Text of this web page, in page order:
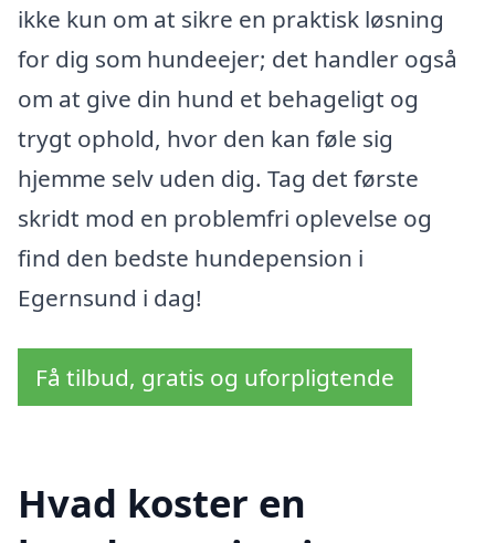
ikke kun om at sikre en praktisk løsning
for dig som hundeejer; det handler også
om at give din hund et behageligt og
trygt ophold, hvor den kan føle sig
hjemme selv uden dig. Tag det første
skridt mod en problemfri oplevelse og
find den bedste hundepension i
Egernsund i dag!
Få tilbud, gratis og uforpligtende
Hvad koster en